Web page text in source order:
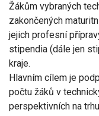
Žákům vybraných
zakončených
jejich profesní
stipendia (dále jen
kraje.
Hlavním cílem je
počtu žáků v
perspektivních na